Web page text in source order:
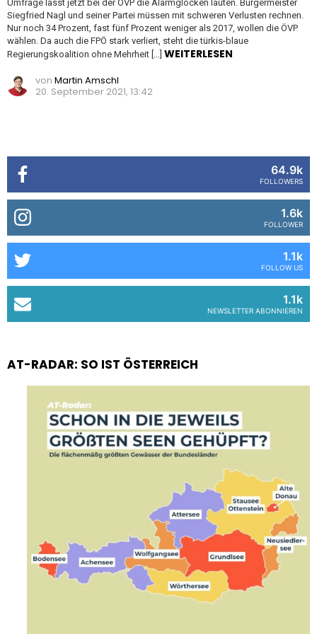
Umfrage lässt jetzt bei der ÖVP die Alarmglocken läuten. Bürgermeister
Siegfried Nagl und seiner Partei müssen mit schweren Verlusten rechnen.
Nur noch 34 Prozent, fast fünf Prozent weniger als 2017, wollen die ÖVP
wählen. Da auch die FPÖ stark verliert, steht die türkis-blaue
Regierungskoalition ohne Mehrheit […] WEITERLESEN
von Martin Amschl
20. September 2021, 13:42
64.9k
FOLLOWERS
1.6k
FOLLOWER
1.1k
FOLLOW US
1.1k
NEWSLETTER ABONNIEREN
AT-RADAR: SO IST ÖSTERREICH